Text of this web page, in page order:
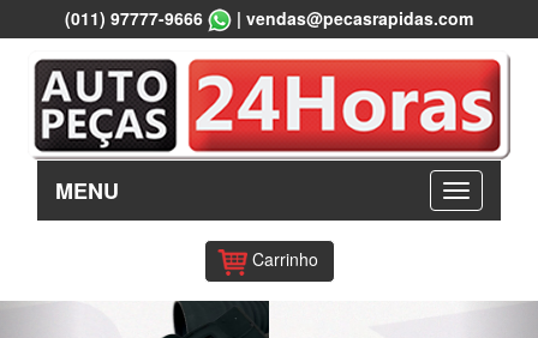
(011) 97777-9666 | vendas@pecasrapidas.com
MENU
Carrinho